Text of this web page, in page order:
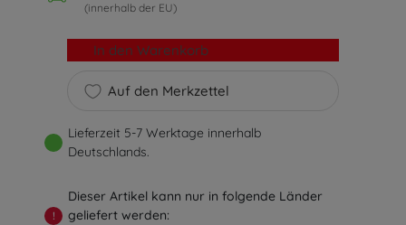
(innerhalb der EU)
Auf den Merkzettel
In den Warenkorb
Lieferzeit 5-7 Werktage innerhalb
Deutschlands.
!
Dieser Artikel kann nur in folgende Länder
geliefert werden: